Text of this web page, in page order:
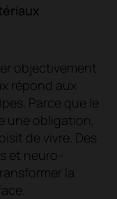
objectivement
répond aux
Parce que le
une obligation,
de vivre. Des
et neuro-
la